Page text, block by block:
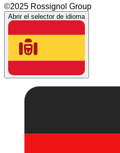
©2025 Rossignol Group
Abrir el selector de idioma